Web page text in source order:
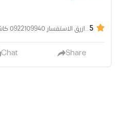
سوزوكي gsx8s اصفار رساله مفتوحه موديل 2024 موطو الوكيل اللون اسمنتي - اسود بي ازرق الاستفسار 0922109940 كاش و حواله البيع5
Chat Share